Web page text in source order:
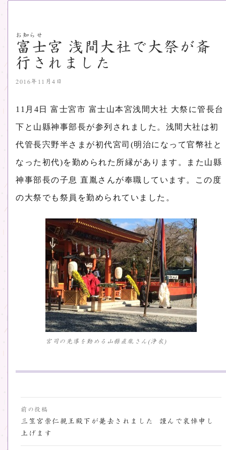
お知らせ
富士宮 浅間大社で大祭が斎
行されました
2016年11月4日
11月4日 富士宮市 富士山本宮浅間大社 大祭に管長台
下と山縣神事部長が参列されました。浅間大社は初
代管長宍野半さまが初代宮司(明治になって官幣社と
なった初代)を勤められた所縁があります。また山縣
神事部長の子息 直胤さんが奉職しています。この度
の大祭でも祭員を勤められていました。
宮司の先導を勤める山縣直胤さん(浄衣)
投
稿
ナ
前の投稿
三笠宮崇仁親王殿下が薨去されました 謹んで哀悼申し
上げます